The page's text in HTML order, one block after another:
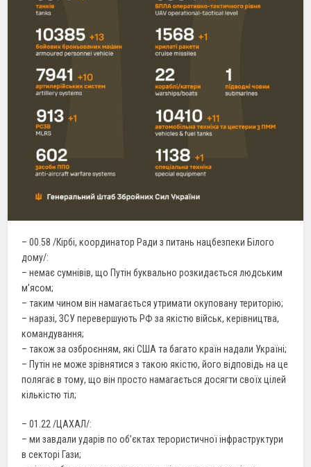
– 00.58 /Кірбі, координатор Ради з питань нацбезпеки Білого
дому/:
– немає сумнівів, що Путін буквально розкидається людським
м’ясом;
– таким чином він намагається утримати окуповану територію;
– наразі, ЗСУ перевершують РФ за якістю військ, керівництва,
командування;
– також за озброєнням, які США та багато країн надали Україні;
– Путін не може зрівнятися з такою якістю, його відповідь на це
полягає в тому, що він просто намагається досягти своїх цілей
кількістю тіл;
– 01.22 /ЦАХАЛ/:
– ми завдали ударів по об’єктах терористичної інфраструктури
в секторі Гази;